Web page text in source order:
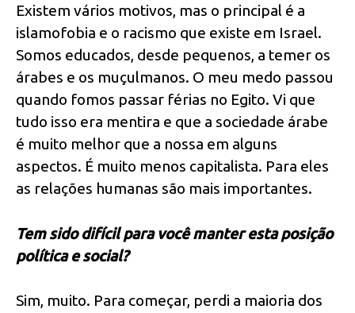
Existem vários motivos, mas o principal é a
islamofobia e o racismo que existe em Israel.
Somos educados, desde pequenos, a temer os
árabes e os muçulmanos. O meu medo passou
quando fomos passar férias no Egito. Vi que
tudo isso era mentira e que a sociedade árabe
é muito melhor que a nossa em alguns
aspectos. É muito menos capitalista. Para eles
as relações humanas são mais importantes.
Tem sido difícil para você manter esta posição
política e social?
Sim, muito. Para começar, perdi a maioria dos